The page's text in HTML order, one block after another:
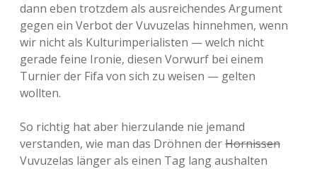
dann eben trotzdem als ausreichendes Argument
gegen ein Verbot der Vuvuzelas hinnehmen, wenn
wir nicht als Kulturimperialisten — welch nicht
gerade feine Ironie, diesen Vorwurf bei einem
Turnier der Fifa von sich zu weisen — gelten
wollten.
So richtig hat aber hierzulande nie jemand
verstanden, wie man das Dröhnen derHornissen
Vuvuzelas länger als einen Tag lang aushalten